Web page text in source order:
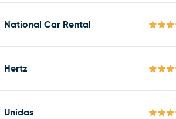
National Car Rental
Hertz
Unidas